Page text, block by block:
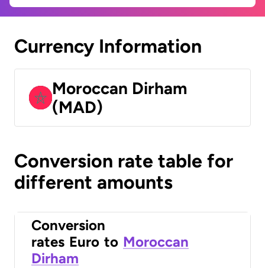
Currency Information
Moroccan Dirham
(MAD)
Conversion rate table for
different amounts
Conversion
rates Euro to Moroccan
Dirham